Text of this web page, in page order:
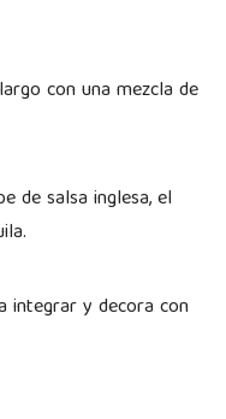
con una mezcla de
de salsa inglesa, el
integrar y decora con